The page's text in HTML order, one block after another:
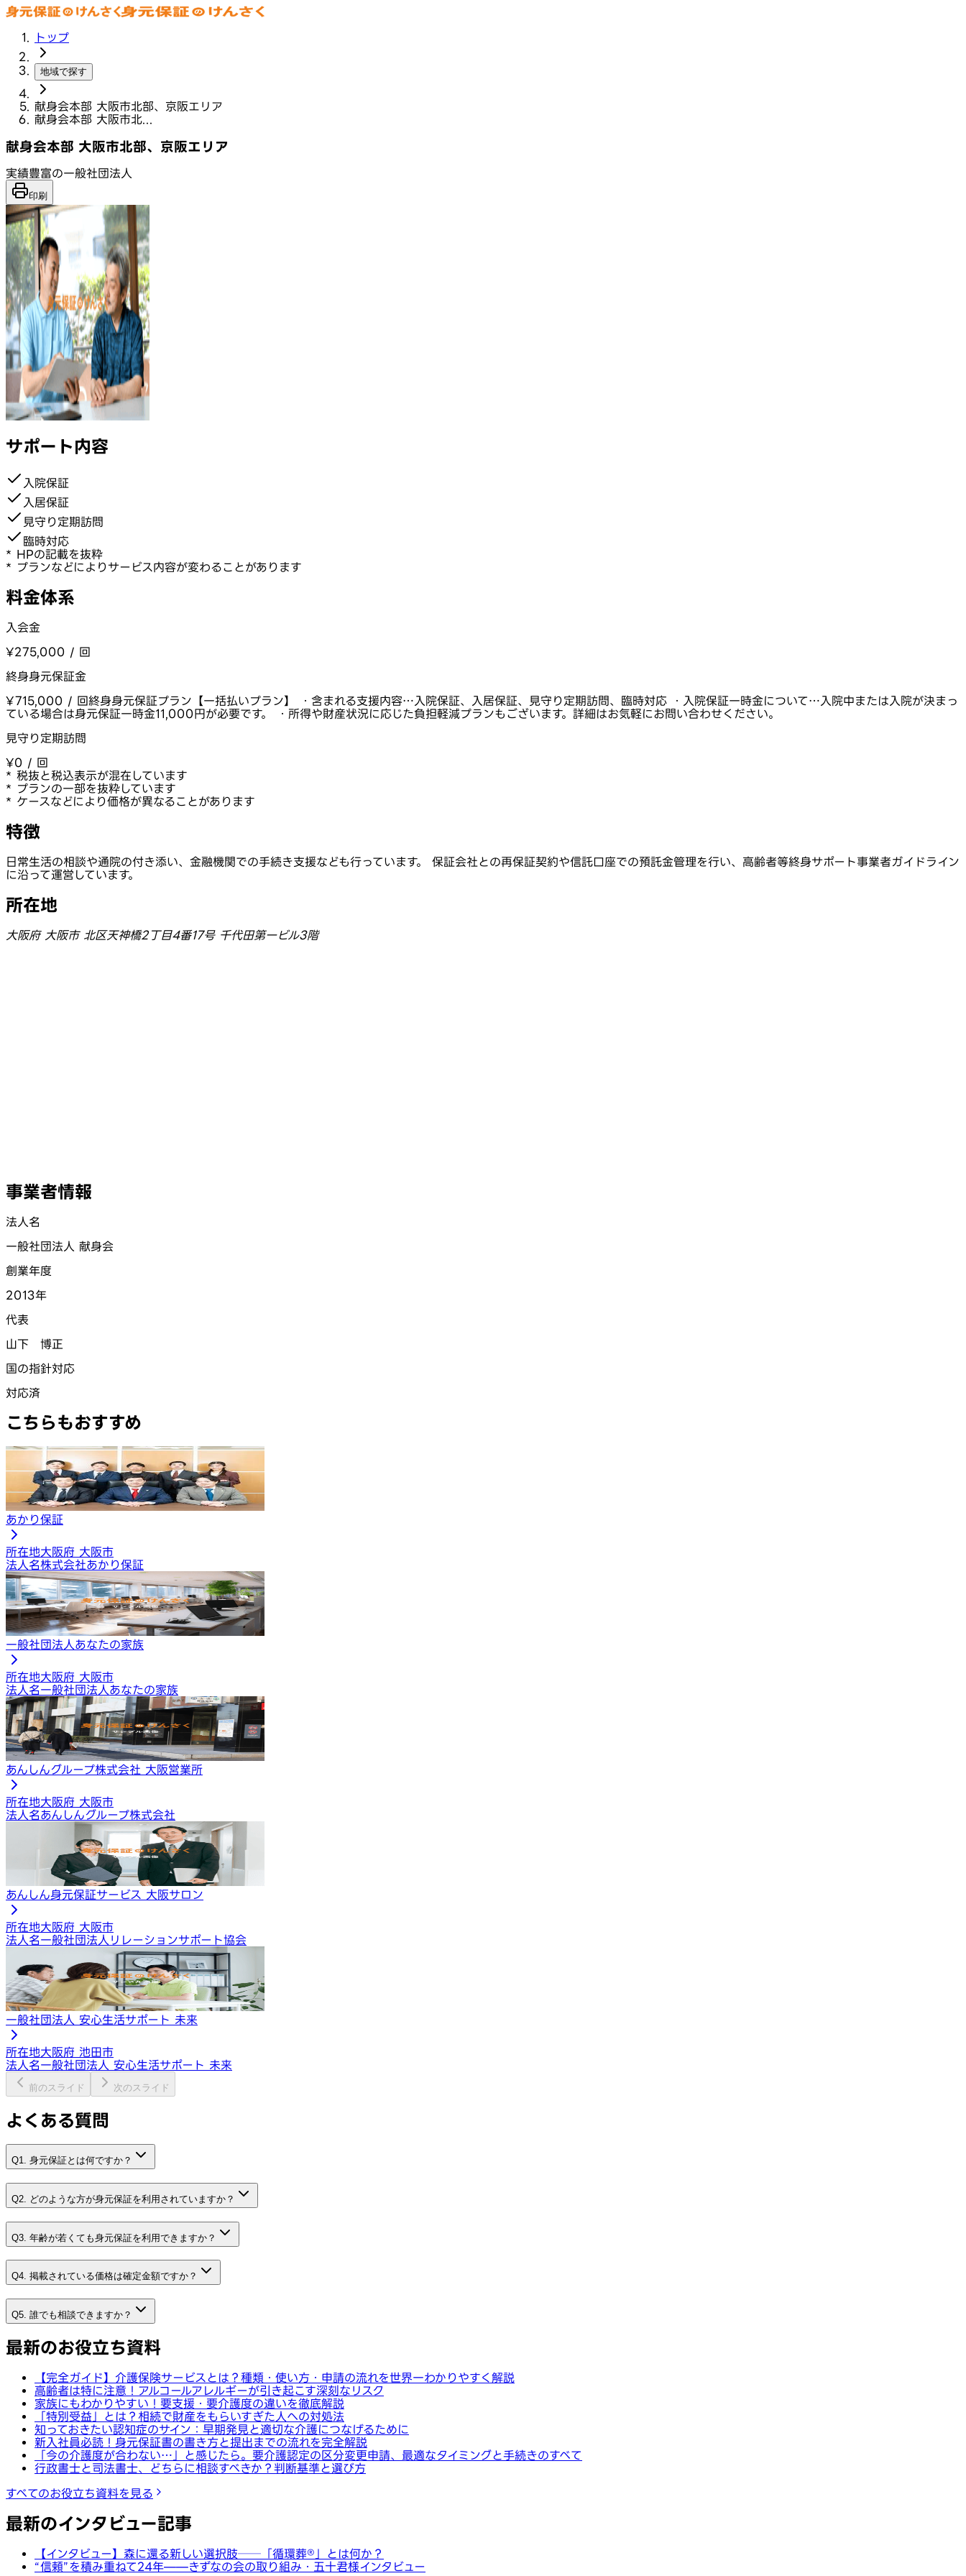
トップ
地域で探す
献身会本部 大阪市北部、京阪エリア
献身会本部 大阪市北...
献身会本部 大阪市北部、京阪エリア
実績豊富の一般社団法人
印刷
サポート内容
入院保証
入居保証
見守り定期訪問
臨時対応
* HPの記載を抜粋
* プランなどによりサービス内容が変わることがあります
料金体系
入会金
¥275,000 / 回
終身身元保証金
¥715,000 / 回終身身元保証プラン【一括払いプラン】 ・含まれる支援内容…入院保証、入居保証、見守り定期訪問、臨時対応 ・入院保証一時金について…入院中または入院が決まっ
ている場合は身元保証一時金11,000円が必要です。 ・所得や財産状況に応じた負担軽減プランもございます。詳細はお気軽にお問い合わせください。
見守り定期訪問
¥0 / 回
* 税抜と税込表示が混在しています
* プランの一部を抜粋しています
* ケースなどにより価格が異なることがあります
特徴
日常生活の相談や通院の付き添い、金融機関での手続き支援なども行っています。 保証会社との再保証契約や信託口座での預託金管理を行い、高齢者等終身サポート事業者ガイドライン
に沿って運営しています。
所在地
大阪府 大阪市 北区天神橋2丁目4番17号 千代田第一ビル3階
事業者情報
法人名
一般社団法人 献身会
創業年度
2013年
代表
山下 博正
国の指針対応
対応済
こちらもおすすめ
あかり保証
所在地大阪府 大阪市
法人名株式会社あかり保証
一般社団法人あなたの家族
所在地大阪府 大阪市
法人名一般社団法人あなたの家族
あんしんグループ株式会社 大阪営業所
所在地大阪府 大阪市
法人名あんしんグループ株式会社
あんしん身元保証サービス 大阪サロン
所在地大阪府 大阪市
法人名一般社団法人リレーションサポート協会
一般社団法人 安心生活サポート 未来
所在地大阪府 池田市
法人名一般社団法人 安心生活サポート 未来
前のスライド 次のスライド
よくある質問
Q1. 身元保証とは何ですか？
Q2. どのような方が身元保証を利用されていますか？
Q3. 年齢が若くても身元保証を利用できますか？
Q4. 掲載されている価格は確定金額ですか？
Q5. 誰でも相談できますか？
最新のお役立ち資料
【完全ガイド】介護保険サービスとは？種類・使い方・申請の流れを世界一わかりやすく解説
高齢者は特に注意！アルコールアレルギーが引き起こす深刻なリスク
家族にもわかりやすい！要支援・要介護度の違いを徹底解説
「特別受益」とは？相続で財産をもらいすぎた人への対処法
知っておきたい認知症のサイン：早期発見と適切な介護につなげるために
新入社員必読！身元保証書の書き方と提出までの流れを完全解説
「今の介護度が合わない…」と感じたら。要介護認定の区分変更申請、最適なタイミングと手続きのすべて
行政書士と司法書士、どちらに相談すべきか？判断基準と選び方
すべてのお役立ち資料を見る
最新のインタビュー記事
【インタビュー】森に還る新しい選択肢──「循環葬®︎」とは何か？
“信頼”を積み重ねて24年——きずなの会の取り組み・五十君様インタビュー